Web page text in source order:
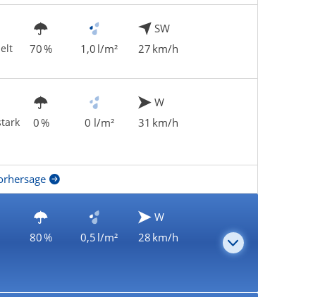
70 % 1,0 l/m²
SW
27 km/h
0 % 0 l/m²
W
31 km/h
80 % 0,5 l/m²
W
28 km/h